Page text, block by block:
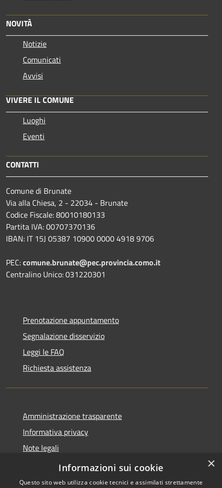
NOVITÀ
Notizie
Comunicati
Avvisi
VIVERE IL COMUNE
Luoghi
Eventi
CONTATTI
Comune di Brunate
Via alla Chiesa, 2 - 22034 - Brunate
Codice Fiscale: 80010180133
Partita IVA: 00707370136
IBAN: IT 15J 05387 10900 0000 4918 9706
PEC:comune.brunate@pec.provincia.como.it
Centralino Unico: 031220301
Prenotazione appuntamento
Segnalazione disservizio
Leggi le FAQ
Richiesta assistenza
Amministrazione trasparente
Informativa privacy
Note legali
Dichiarazione di accessibilità
×
Informazioni sui cookie
Questo sito web utilizza cookie tecnici e assimilati strettamente